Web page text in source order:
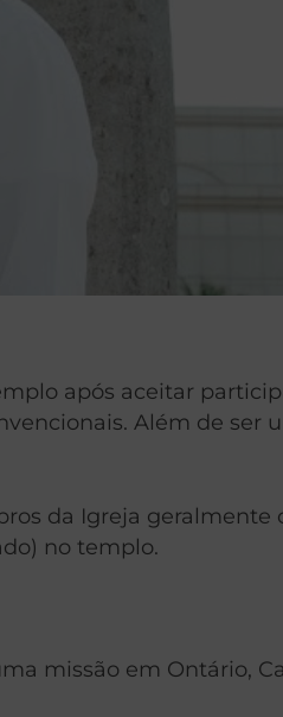
após aceitar
Além de ser
da Igreja
no templo.
missão em Ontário,